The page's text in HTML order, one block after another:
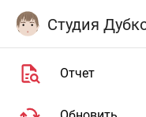
Студия
Отчет